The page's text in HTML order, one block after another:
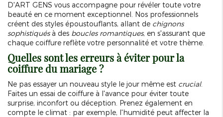
D'ART GENS vous accompagne pour révéler toute votre
beauté en ce moment exceptionnel. Nos professionnels
créent des styles époustouflants, allant de chignons
sophistiquésà des boucles romantiques, en s'assurant que
chaque coiffure reflète votre personnalité et votre thème.
Quelles sont les erreurs à éviter pour la
coiffure du mariage ?
Ne pas essayer un nouveau style le jour même est crucial.
Faites un essai de coiffure à l'avance pour éviter toute
surprise, inconfort ou déception. Prenez également en
compte le climat : par exemple, l'humidité peut affecter la